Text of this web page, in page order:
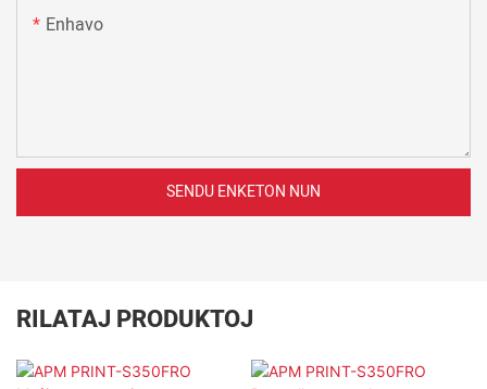
Enhavo
SENDU ENKETON NUN
RILATAJ PRODUKTOJ